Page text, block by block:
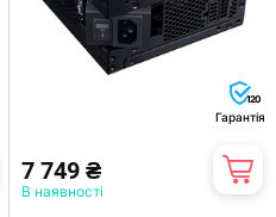
120
Гарантія
7 749 ₴
В наявності